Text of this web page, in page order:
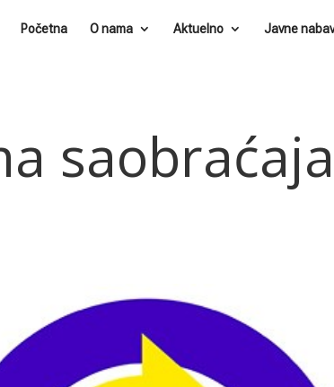
Početna O nama Aktuelno Javne